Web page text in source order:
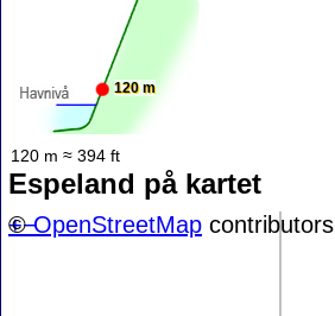
120 m
120 m ≈ 394 ft
Espeland på kartet
+−
©OpenStreetMap contributors